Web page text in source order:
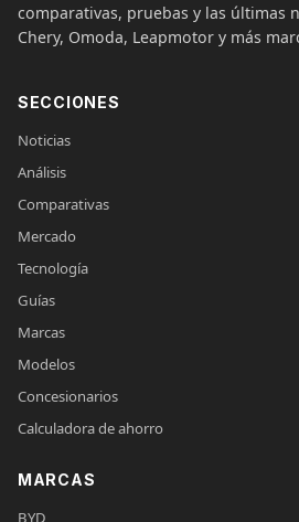
comparativas, pruebas y las últimas
Chery, Omoda, Leapmotor y más
SECCIONES
Noticias
Análisis
Comparativas
Mercado
Tecnología
Guías
Marcas
Modelos
Concesionarios
Calculadora de ahorro
MARCAS
BYD